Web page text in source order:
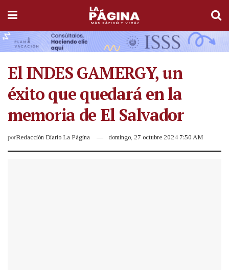
El INDES GAMERGY, un
éxito que quedará en la
memoria de El Salvador
porRedacción Diario La Página domingo, 27 octubre 2024 7:50 AM